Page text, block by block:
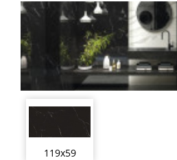
119x59